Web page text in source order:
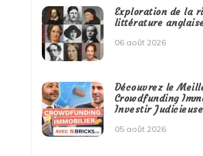
Exploration de la
littérature
06 août 2026
Découvrez le
Crowdfunding
Investir
05 août 2026